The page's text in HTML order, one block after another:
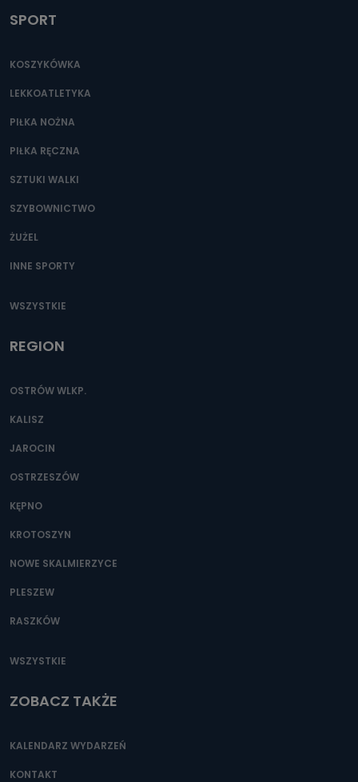
SPORT
KOSZYKÓWKA
LEKKOATLETYKA
PIŁKA NOŻNA
PIŁKA RĘCZNA
SZTUKI WALKI
SZYBOWNICTWO
ŻUŻEL
INNE SPORTY
WSZYSTKIE
REGION
OSTRÓW WLKP.
KALISZ
JAROCIN
OSTRZESZÓW
KĘPNO
KROTOSZYN
NOWE SKALMIERZYCE
PLESZEW
RASZKÓW
WSZYSTKIE
ZOBACZ TAKŻE
KALENDARZ WYDARZEŃ
KONTAKT